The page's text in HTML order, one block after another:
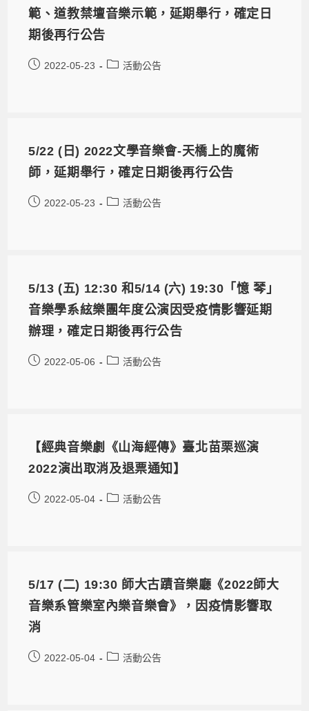
範、道教禁壇音樂示範，延期舉行，確定日
期後再行公告
2022-05-23 活動公告
5/22 (日) 2022文學音樂會-天橋上的魔術
師，延期舉行，確定日期後再行公告
2022-05-23 活動公告
5/13 (五) 12:30 和5/14 (六) 19:30「憶 琴」
音樂學系絃樂團年度公演因受疫情影響延期
辦理，確定日期後再行公告
2022-05-06 活動公告
【經典音樂劇《山海經傳》臺北苗栗巡演
2022演出取消及退票通知】
2022-05-04 活動公告
5/17 (二) 19:30 師大古蹟音樂廳《2022師大
音樂系管樂室內樂音樂會》，因疫情影響取
消
2022-05-04 活動公告